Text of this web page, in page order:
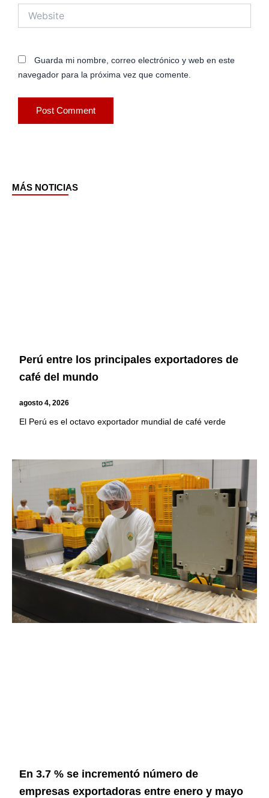
Guarda mi nombre, correo electrónico y web en este
navegador para la próxima vez que comente.
MÁS NOTICIAS
Perú entre los principales exportadores de
café del mundo
agosto 4, 2026
El Perú es el octavo exportador mundial de café verde
En 3.7 % se incrementó número de
empresas exportadoras entre enero y mayo